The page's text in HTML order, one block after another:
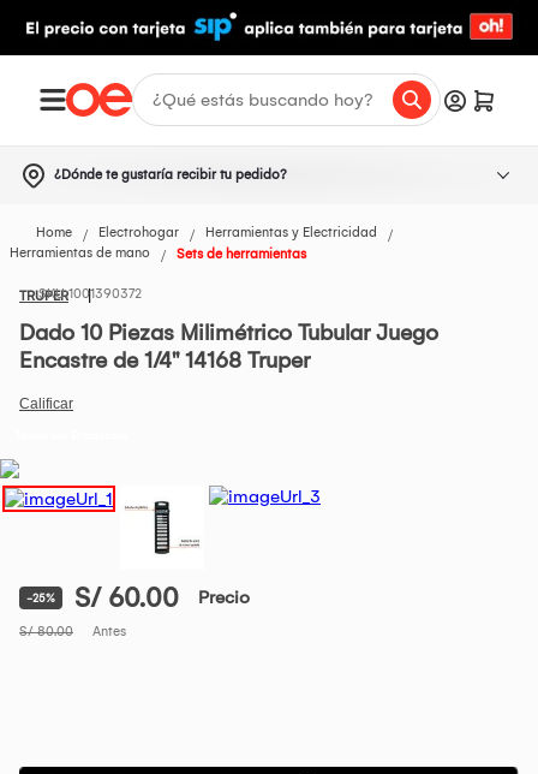
¿Dónde te gustaría recibir tu pedido?
Home Electrohogar
Herramientas y Electricidad
Herramientas de mano
Sets de herramientas
TRUPER1001390372
Dado 10 Piezas Milimétrico Tubular Juego
Encastre de 1/4" 14168 Truper
-25% S/ 60.00 Precio
S/ 80.00 Antes